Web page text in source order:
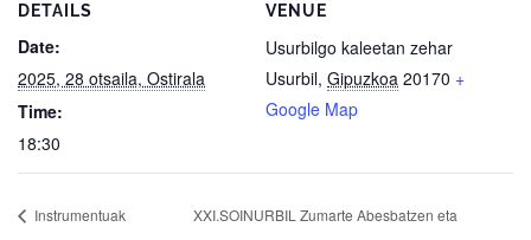
DETAILS
Date:
2025, 28 otsaila, Ostirala
Time:
18:30
VENUE
Usurbilgo kaleetan zehar
Usurbil, Gipuzkoa 20170 +
Google Map
Instrumentuak
XXI.SOINURBIL Zumarte Abesbatzen eta